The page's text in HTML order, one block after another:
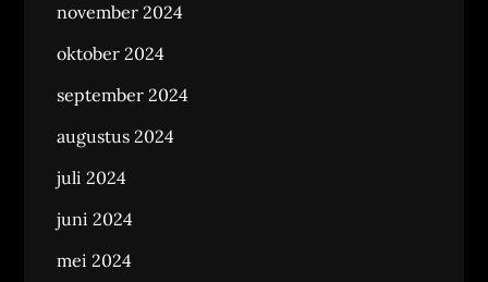
november 2024
oktober 2024
september 2024
augustus 2024
juli 2024
juni 2024
mei 2024